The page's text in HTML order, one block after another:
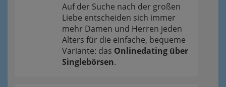
Auf der Suche nach der großen
Liebe entscheiden sich immer
mehr Damen und Herren jeden
Alters für die einfache, bequeme
Variante: das Onlinedating über
Singlebörsen.